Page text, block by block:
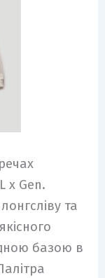
x Gen.
та
базою в